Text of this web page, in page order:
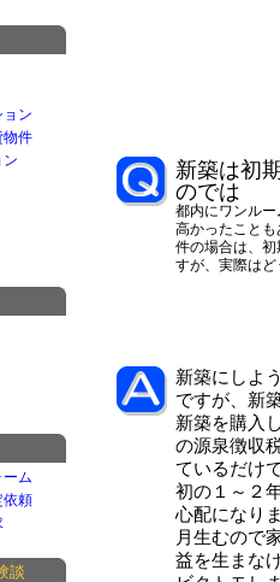
新築は初
のでは
都内にワンル
高かったこと
件の場合は、
すが、実際は
新築にしよ
ですが、新
新築を購入
の源泉徴収
ているだけ
初の１～２
心配になり
月生むので
益を生まな
ン
物件
ン
ム
依頼
談